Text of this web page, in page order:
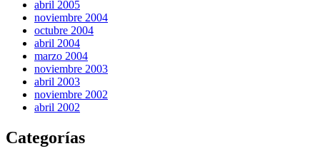
abril 2005
noviembre 2004
octubre 2004
abril 2004
marzo 2004
noviembre 2003
abril 2003
noviembre 2002
abril 2002
Categorías